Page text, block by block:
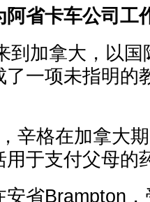
阿省卡车公司工
到加拿大，以国
一项未指明的
辛格在加拿大
于支付父母的
省Brampton